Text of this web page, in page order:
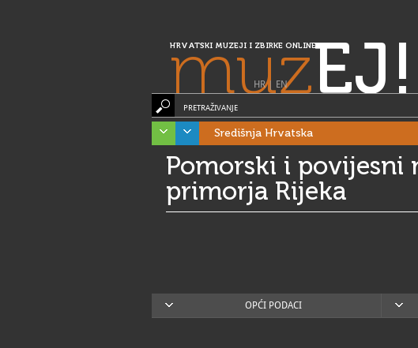
HRVATSKI MUZEJI I ZBIRKE ONLINE
muzEJ!
HR| EN
PRETRAŽIVANJE
Središnja Hrvatska
Pomorski i povijesni
primorja Rijeka
OPĆI PODACI